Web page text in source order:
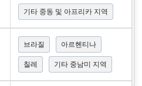
기타 중동 및 아프리카 지역
브라질
아르헨티나
칠레
기타 중남미 지역